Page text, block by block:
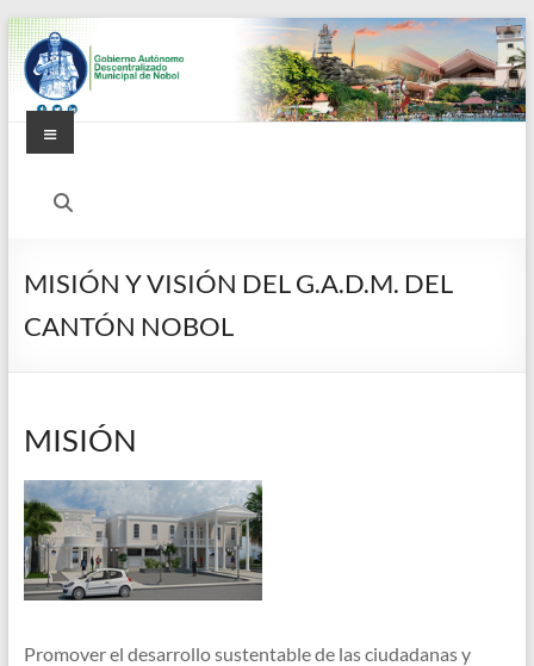
Saltar
al
contenido
Alcaldía
de
Nobol
Menú
MISIÓN Y VISIÓN DEL G.A.D.M. DEL
CANTÓN NOBOL
MISIÓN
Promover el desarrollo sustentable de las ciudadanas y